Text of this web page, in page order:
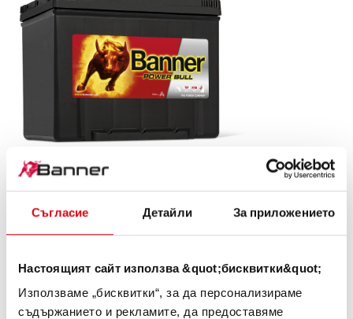
Съгласие Детайли За приложението
Настоящият сайт използва &quot;бисквитки&quot;
Използваме „бисквитки“, за да персонализираме
съдържанието и рекламите, да предоставяме
Power Bull SLI
P70 24 ASIA
Banner. Качество на оригинал за дооборудване (OE).